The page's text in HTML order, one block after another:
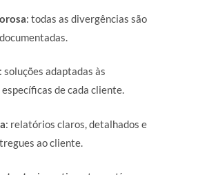
: todas as divergências são
: soluções adaptadas às
de cada cliente.
: relatórios claros, detalhados e
ao cliente.